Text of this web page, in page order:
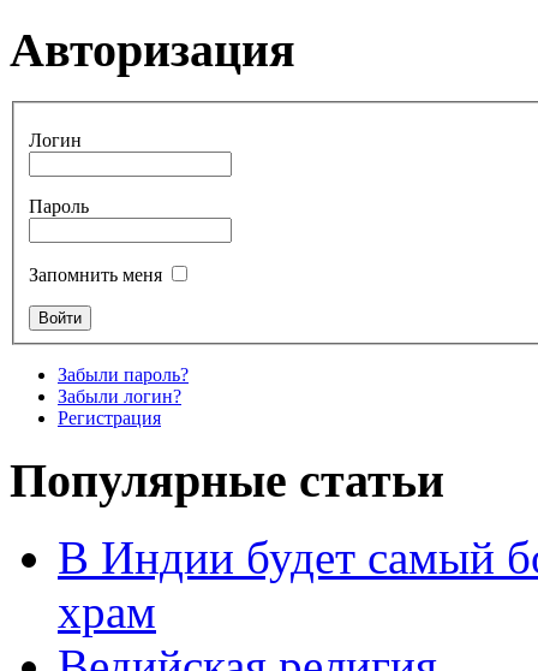
Авторизация
Логин
Пароль
Запомнить меня
Забыли пароль?
Забыли логин?
Регистрация
Популярные статьи
В Индии будет самый
храм